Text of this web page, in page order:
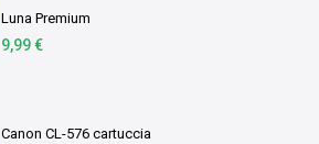
Luna Premium
9,99 €
Canon CL-576 cartuccia